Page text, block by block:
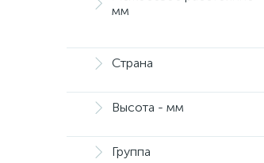
мм
Страна
Высота - мм
Группа